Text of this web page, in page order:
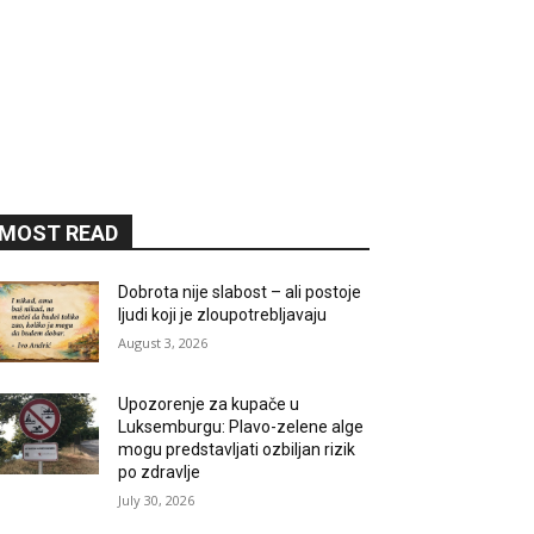
READ
Dobrota nije slabost – ali postoje
ljudi koji je zloupotrebljavaju
August 3, 2026
Upozorenje za kupače u
Luksemburgu: Plavo-zelene alge
mogu predstavljati ozbiljan rizik
po zdravlje
July 30, 2026